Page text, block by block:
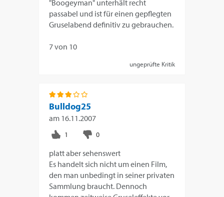
"Boogeyman" unterhält recht
passabel und ist für einen gepflegten
Gruselabend definitiv zu gebrauchen.
7 von 10
ungeprüfte Kritik
Bulldog25
am 16.11.2007
platt aber sehenswert
Es handelt sich nicht um einen Film,
den man unbedingt in seiner privaten
Sammlung braucht. Dennoch